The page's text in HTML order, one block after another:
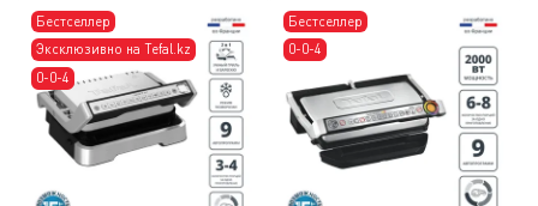
Бестселлер
Эксклюзивно на Tefal.kz
0-0-4
Бестселлер
0-0-4